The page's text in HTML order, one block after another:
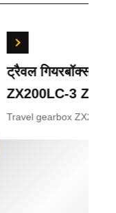
ट्रैवल गियरबॉक्स
ZX200LC-3
ZX330-5
9281920 9281921
Travel gearbox